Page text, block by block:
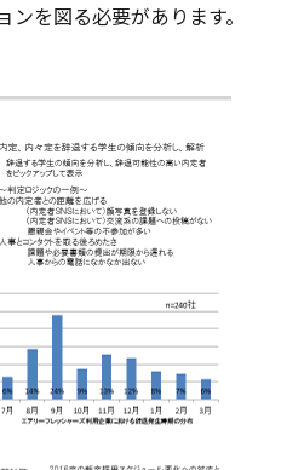
を図る必要があります。